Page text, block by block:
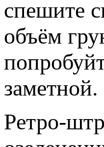
спешите
объём
заметной.
Ретро-